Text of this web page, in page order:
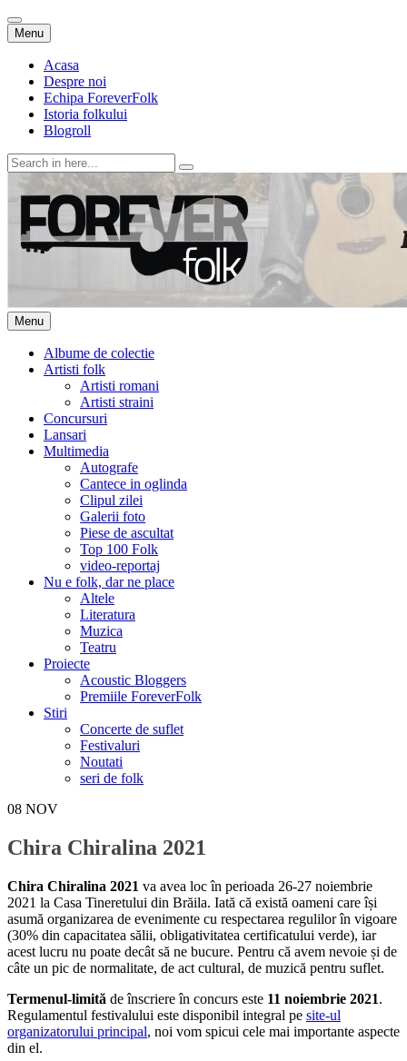
Menu Skip
to
content
Acasa
Despre noi
Echipa ForeverFolk
Istoria folkului
Blogroll
Search
for:
ForeverFolk
Muzica sufletului tau
Menu Skip
to
content
Albume de colectie
Artisti folk
Artisti romani
Artisti straini
Concursuri
Lansari
Multimedia
Autografe
Cantece in oglinda
Clipul zilei
Galerii foto
Piese de ascultat
Top 100 Folk
video-reportaj
Nu e folk, dar ne place
Altele
Literatura
Muzica
Teatru
Proiecte
Acoustic Bloggers
Premiile ForeverFolk
Stiri
Concerte de suflet
Festivaluri
Noutati
seri de folk
08 NOV
Chira Chiralina 2021
Chira Chiralina 2021 va avea loc în perioada 26-27 noiembrie
2021 la Casa Tineretului din Brăila. Iată că există oameni care își
asumă organizarea de evenimente cu respectarea regulilor în vigoare
(30% din capacitatea sălii, obligativitatea certificatului verde), iar
acest lucru nu poate decât să ne bucure. Pentru că avem nevoie și de
câte un pic de normalitate, de act cultural, de muzică pentru suflet.
Termenul-limită de înscriere în concurs este 11 noiembrie 2021.
Regulamentul festivalului este disponibil integral pe site-ul
organizatorului principal, noi vom spicui cele mai importante aspecte
din el.